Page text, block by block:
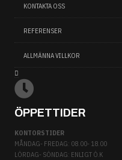
KONTAKTA OSS
REFERENSER
ALLMÄNNA VILLKOR
ÖPPETTIDER
KONTORSTIDER
MÅNDAG- FREDAG: 08.00- 18.00
LÖRDAG- SÖNDAG: ENLIGT Ö.K